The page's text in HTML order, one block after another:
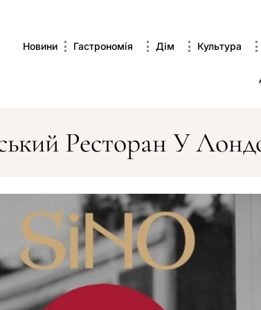
Новини Гастрономія Дім Культура
Ресторан У